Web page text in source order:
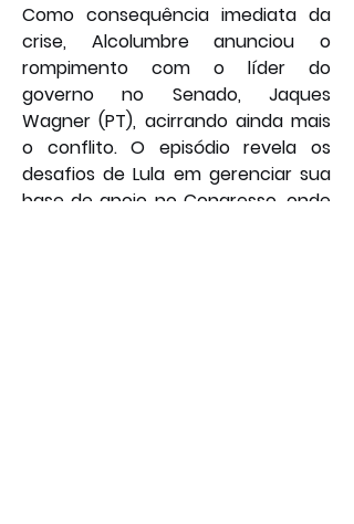
Como consequência imediata da
crise, Alcolumbre anunciou o
rompimento com o líder do
governo no Senado, Jaques
Wagner (PT), acirrando ainda mais
o conflito. O episódio revela os
desafios de Lula em gerenciar sua
base de apoio no Congresso, onde